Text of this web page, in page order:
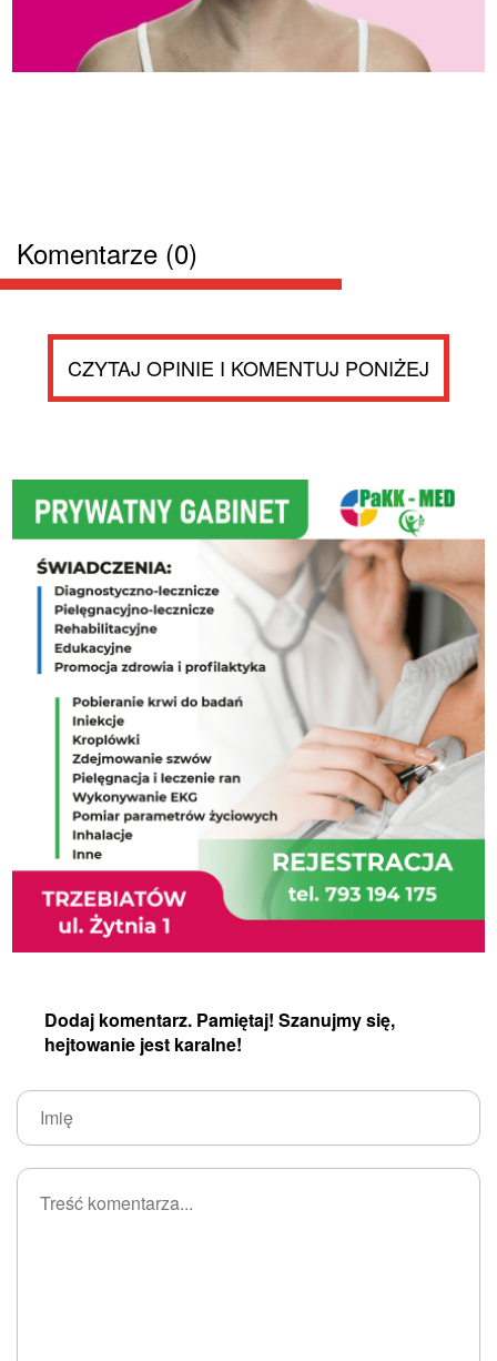
Komentarze (0)
CZYTAJ OPINIE I KOMENTUJ PONIŻEJ
Dodaj komentarz. Pamiętaj! Szanujmy się,
hejtowanie jest karalne!